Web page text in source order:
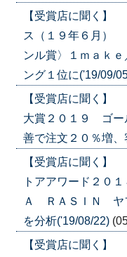
【受賞店に聞く】
ス（１９年６月）
ンル賞〉１ｍａｋ
ング１位に('19/09/
【受賞店に聞く】
大賞２０１９ ゴー
善で注文２０％増
【受賞店に聞く】
トアアワード２０
Ａ ＲＡＳＩＮ ヤ
を分析('19/08/22)
【受賞店に聞く】